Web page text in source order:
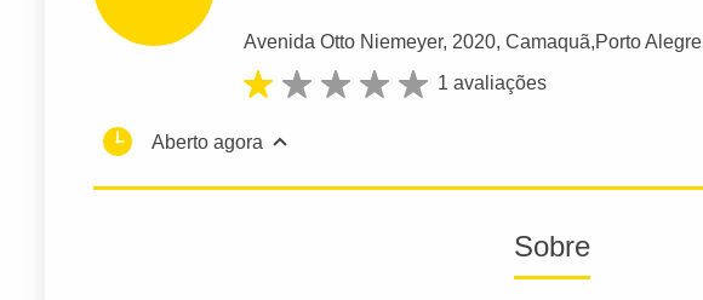
Avenida Otto Niemeyer, 2020, Camaquã,Porto Alegre
1 avaliações
Aberto agora
Sobre